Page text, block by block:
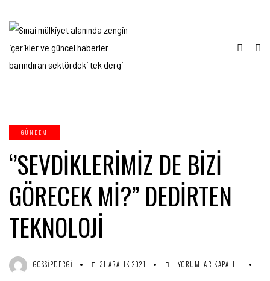
GÜNDEM
‘’SEVDİKLERİMİZ DE BİZİ
GÖRECEK Mİ?’’ DEDİRTEN
TEKNOLOJİ
GOSSIPDERGI 31 ARALIK 2021
‘’SEVDİKLERİMİZ
YORUMLAR KAPALI